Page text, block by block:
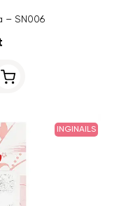
– SN006
INGINAILS